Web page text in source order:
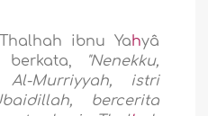
ibnu Yahyâ
"Nenekku,
Murriyyah, istri
bercerita